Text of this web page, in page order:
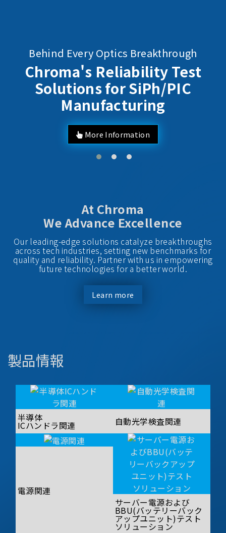
Behind Every Optics Breakthrough
Chroma's Reliability Test
Solutions for SiPh/PIC
Manufacturing
More Information
At Chroma
We Advance Excellence
Our leading-edge solutions catalyze breakthroughs
across tech industries, setting new benchmarks for
quality and reliability. Partner with us in empowering
future technologies for a better world.
Learn more
製品情報
半導体
ICハンドラ関連 自動光学検査関連
電源関連
サーバー電源および
BBU(バッテリーバック
アップユニット)テスト
ソリューション